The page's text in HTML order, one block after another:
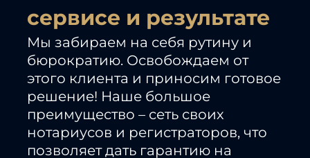
сервисе и результате
Мы забираем на себя рутину и
бюрократию. Освобождаем от
этого клиента и приносим готовое
решение! Наше большое
преимущество – сеть своих
нотариусов и регистраторов, что
позволяет дать гарантию на